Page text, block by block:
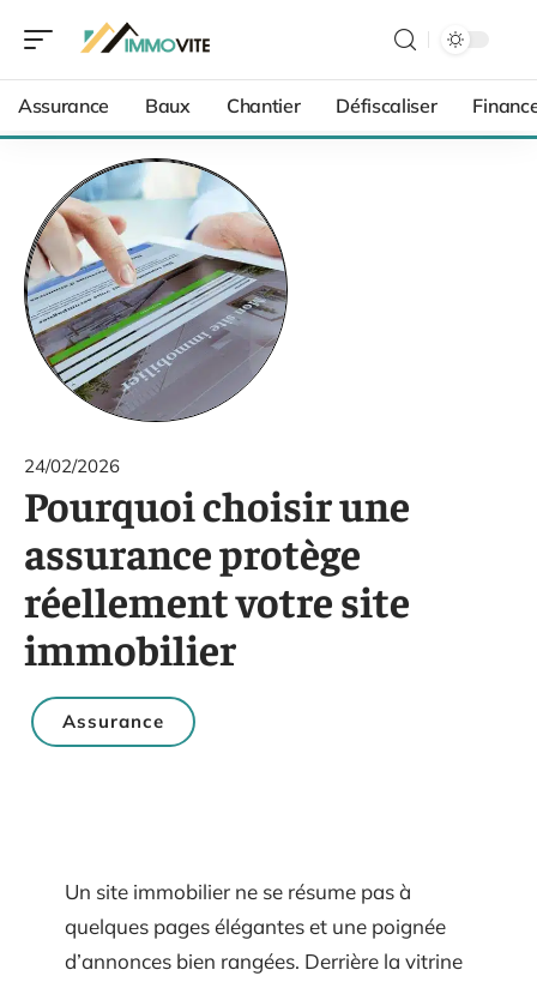
Assurance Baux Chantier Défiscaliser
24/02/2026
Pourquoi choisir une
assurance protège
réellement votre site
immobilier
Assurance
Un site immobilier ne se résume pas à
quelques pages élégantes et une poignée
d’annonces bien rangées. Derrière la vitrine